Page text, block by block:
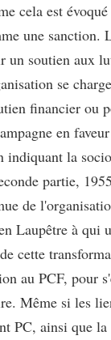
cela est
une sanction.
un soutien aux
se
financier
en
indiquant la
partie,
de
Laupêtre à qui
cette
au PCF, pour
Même si les
PC, ainsi que